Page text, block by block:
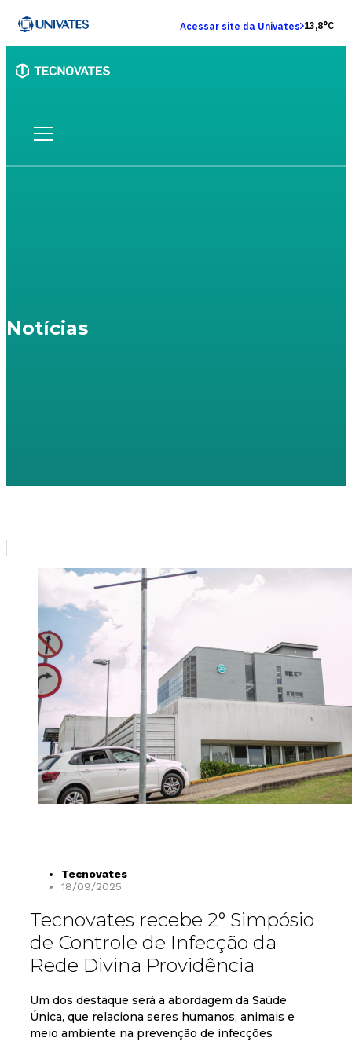
Acessar site da Univates 13,8°C
Notícias
Tecnovates
18/09/2025
Tecnovates recebe 2° Simpósio
de Controle de Infecção da
Rede Divina Providência
Um dos destaque será a abordagem da Saúde
Única, que relaciona seres humanos, animais e
meio ambiente na prevenção de infecções